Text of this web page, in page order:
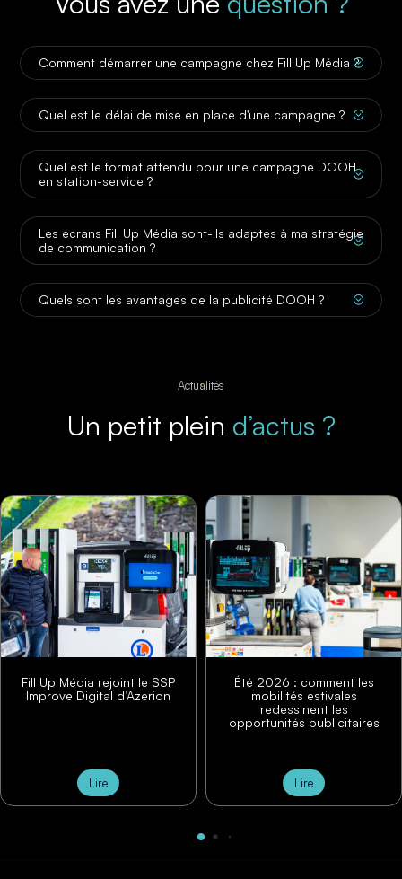
;
Comment démarrer une campagne chez Fill Up Média ?
;
Quel est le délai de mise en place d'une campagne ?
;
Quel est le format attendu pour une campagne DOOH
en station-service ?
;
Les écrans Fill Up Média sont-ils adaptés à ma stratégie
de communication ?
;
Quels sont les avantages de la publicité DOOH ?
Actualités
Un petit plein d’actus ?
Été 2026 : comment les
mobilités estivales
Lire
Vidéo présentation Fill Up
Média DVR/DVN
Lire